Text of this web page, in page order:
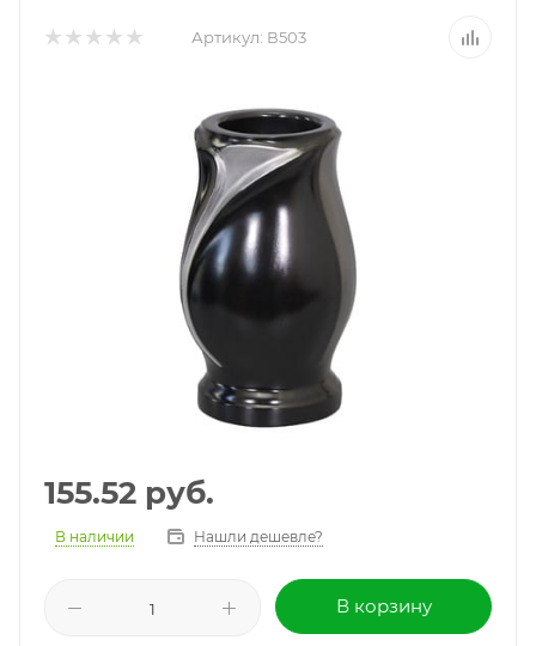
Артикул: В503
155.52 руб.
В наличии Нашли дешевле?
В корзину